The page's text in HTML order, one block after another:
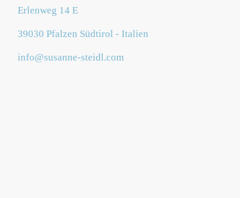
Erlenweg 14 E
39030 Pfalzen Südtirol - Italien
info@susanne-steidl.com